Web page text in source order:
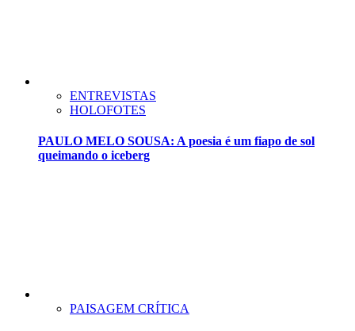
ENTREVISTAS
HOLOFOTES
PAULO MELO SOUSA: A poesia é um fiapo de sol
queimando o iceberg
PAISAGEM CRÍTICA